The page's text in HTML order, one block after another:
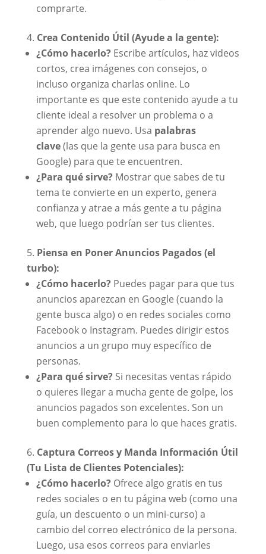
comprarte.
Crea Contenido Útil (Ayude a la gente):
¿Cómo hacerlo?Escribe artículos, haz videos
cortos, crea imágenes con consejos, o
incluso organiza charlas online. Lo
importante es que este contenido ayude a tu
cliente ideal a resolver un problema o a
aprender algo nuevo. Usa palabras
clave(las que la gente usa para busca en
Google) para que te encuentren.
¿Para qué sirve?Mostrar que sabes de tu
tema te convierte en un experto, genera
confianza y atrae a más gente a tu página
web, que luego podrían ser tus clientes.
Piensa en Poner Anuncios Pagados (el
turbo):
¿Cómo hacerlo?Puedes pagar para que tus
anuncios aparezcan en Google (cuando la
gente busca algo) o en redes sociales como
Facebook o Instagram. Puedes dirigir estos
anuncios a un grupo muy específico de
personas.
¿Para qué sirve?Si necesitas ventas rápido
o quieres llegar a mucha gente de golpe, los
anuncios pagados son excelentes. Son un
buen complemento para lo que haces gratis.
Captura Correos y Manda Información Útil
(Tu Lista de Clientes Potenciales):
¿Cómo hacerlo?Ofrece algo gratis en tus
redes sociales o en tu página web (como una
guía, un descuento o un mini-curso) a
cambio del correo electrónico de la persona.
Luego, usa esos correos para enviarles